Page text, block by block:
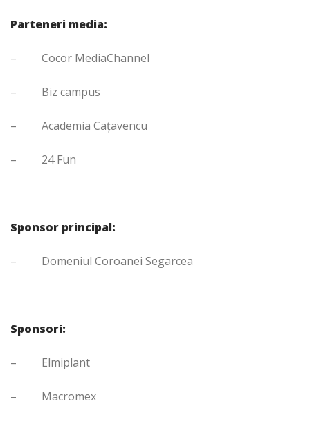
Parteneri media:
– Cocor MediaChannel
– Biz campus
– Academia Caţavencu
– 24 Fun
Sponsor principal:
– Domeniul Coroanei Segarcea
Sponsori:
– Elmiplant
– Macromex